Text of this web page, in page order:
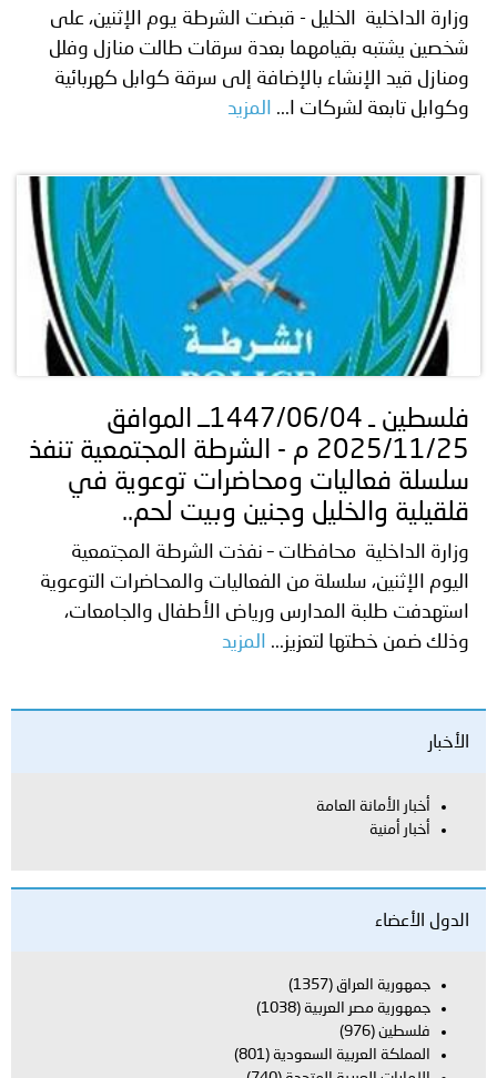
وزارة الداخلية الخليل - قبضت الشرطة يوم الإثنين، على
شخصين يشتبه بقيامهما بعدة سرقات طالت منازل وفلل
ومنازل قيد الإنشاء بالإضافة إلى سرقة كوابل كهربائية
وكوابل تابعة لشركات ا...
المزيد
فلسطين ـ 1447/06/04ــ الموافق
2025/11/25 م - الشرطة المجتمعية تنفذ
سلسلة فعاليات ومحاضرات توعوية في
قلقيلية والخليل وجنين وبيت لحم..
وزارة الداخلية محافظات – نفذت الشرطة المجتمعية
اليوم الإثنين، سلسلة من الفعاليات والمحاضرات التوعوية
استهدفت طلبة المدارس ورياض الأطفال والجامعات،
وذلك ضمن خطتها لتعزيز...
المزيد
الأخبار
أخبار الأمانة العامة
أخبار أمنية
الدول الأعضاء
جمهورية العراق (1357)
جمهورية مصر العربية (1038)
فلسطين (976)
المملكة العربية السعودية (801)